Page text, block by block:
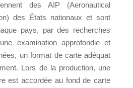
des AIP (Aeronautical
des États nationaux et sont
pays, par des recherches
examination approfondie et
un format de carte adéquat
Lors de la production, une
est accordée au fond de carte